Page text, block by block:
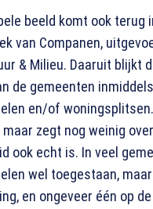
beeld komt ook terug
van Companen,
& Milieu. Daaruit blijkt
de gemeenten
en/of
zegt nog weinig
ook echt is. In veel
wel toegestaan,
en ongeveer één op